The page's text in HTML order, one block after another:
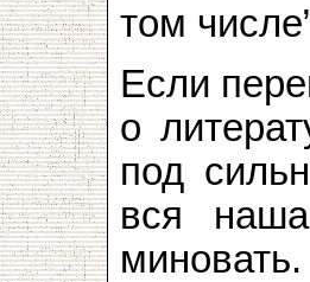
том
Если
о
под
вся
миновать.